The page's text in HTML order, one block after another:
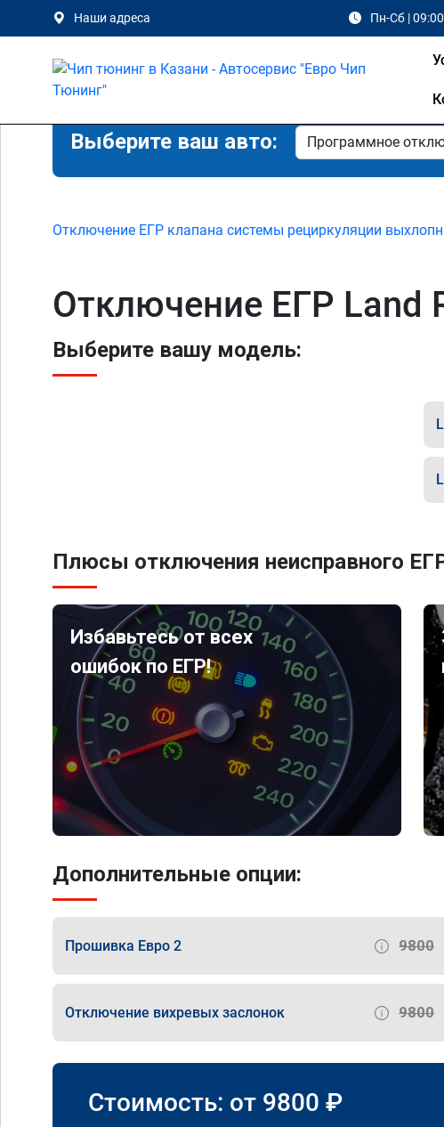
Наши адреса Пн-Сб |
Выберите ваш авто:
Отключение ЕГР клапана системы рециркуляции
Отключение ЕГР Land
Выберите вашу модель:
Плюсы отключения неисправного
Избавьтесь от всех
ошибок по ЕГР!
Дополнительные опции:
Прошивка Евро 2 9800
Отключение вихревых заслонок 9800
Стоимость: от 9800 ₽